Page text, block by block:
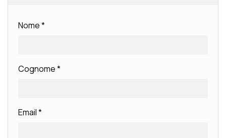
Nome*
Cognome*
Email*